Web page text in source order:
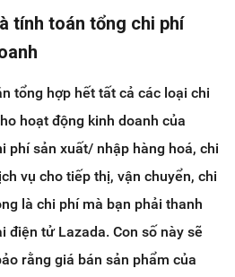
tính toán tổng chi phí
tổng hợp hết tất cả các loại chi
hoạt động kinh doanh của
phí sản xuất/ nhập hàng hoá, chi
vụ cho tiếp thị, vận chuyển, chi
là chi phí mà bạn phải thanh
điện tử Lazada. Con số này sẽ
rằng giá bán sản phẩm của